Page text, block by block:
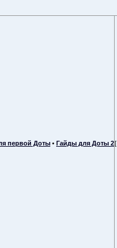
первой Доты • Гайды для Доты 2